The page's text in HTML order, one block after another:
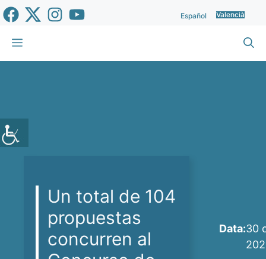
Vés
al
contingut
Español Valencià
Menu
Un total de 104
propuestas
concurren al
Data:30